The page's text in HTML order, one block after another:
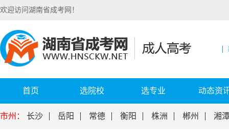
欢迎访问湖南省成考网！
首页 选院校 选专业 动态资
市州： 长沙 岳阳 常德 衡阳 株洲 郴州 湘